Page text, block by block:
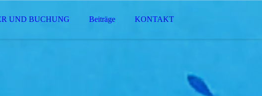
UND BUCHUNG Beiträge KONTAKT